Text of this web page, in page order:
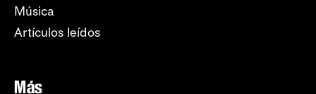
Música
Artículos leídos
Más